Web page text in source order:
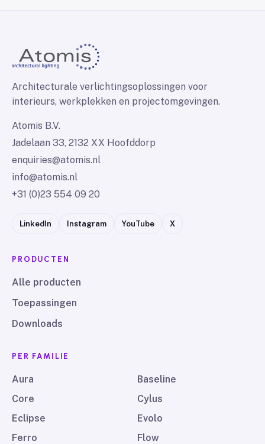
Architecturale verlichtingsoplossingen voor
interieurs, werkplekken en projectomgevingen.
Atomis B.V.
Jadelaan 33, 2132 XX Hoofddorp
enquiries@atomis.nl
info@atomis.nl
+31 (0)23 554 09 20
LinkedIn Instagram YouTube X
PRODUCTEN
Alle producten
Toepassingen
Downloads
PER FAMILIE
Aura
Baseline
Core
Cylus
Eclipse
Evolo
Ferro
Flow